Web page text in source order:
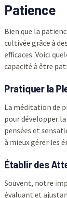
Patience
Bien que la
cultivée grâce à
efficaces. Voici
capacité à être
Pratiquer la
La méditation de
pour développer
pensées et
à mieux gérer les
Établir des
Souvent, notre
évaluant et